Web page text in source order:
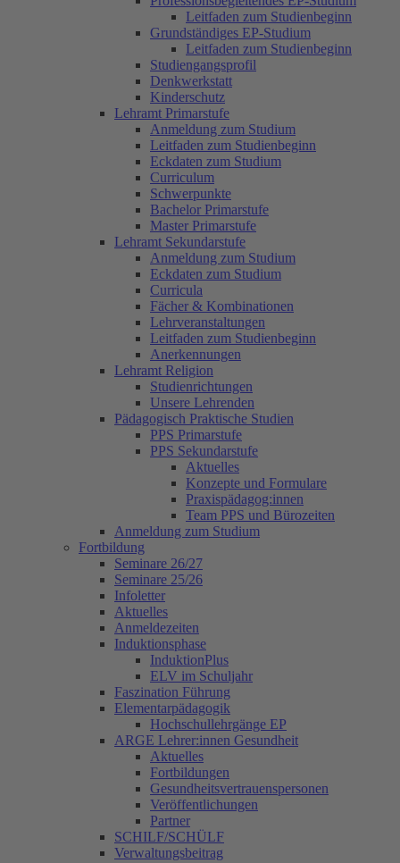
Leitfaden zum Studienbeginn
Grundständiges EP-Studium
Leitfaden zum Studienbeginn
Studiengangsprofil
Denkwerkstatt
Kinderschutz
Lehramt Primarstufe
Anmeldung zum Studium
Leitfaden zum Studienbeginn
Eckdaten zum Studium
Curriculum
Schwerpunkte
Bachelor Primarstufe
Master Primarstufe
Lehramt Sekundarstufe
Anmeldung zum Studium
Eckdaten zum Studium
Curricula
Fächer & Kombinationen
Lehrveranstaltungen
Leitfaden zum Studienbeginn
Anerkennungen
Lehramt Religion
Studienrichtungen
Unsere Lehrenden
Pädagogisch Praktische Studien
PPS Primarstufe
PPS Sekundarstufe
Aktuelles
Konzepte und Formulare
Praxispädagog:innen
Team PPS und Bürozeiten
Anmeldung zum Studium
Fortbildung
Seminare 26/27
Seminare 25/26
Infoletter
Aktuelles
Anmeldezeiten
Induktionsphase
InduktionPlus
ELV im Schuljahr
Faszination Führung
Elementarpädagogik
Hochschullehrgänge EP
ARGE Lehrer:innen Gesundheit
Aktuelles
Fortbildungen
Gesundheitsvertrauenspersonen
Veröffentlichungen
Partner
SCHILF/SCHÜLF
Verwaltungsbeitrag